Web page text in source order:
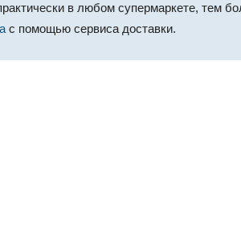
в любом супермаркете, тем
с помощью сервиса доставки.